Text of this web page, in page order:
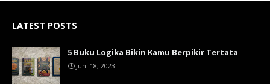
LATEST POSTS
5 Buku Logika Bikin Kamu Berpikir Tertata
Juni 18, 2023